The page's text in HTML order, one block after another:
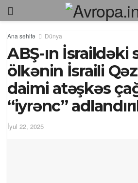
Ana səhifə Dünya
ABŞ-ın İsraildəki
ölkənin İsraili
daimi atəşkəs
“iyrənc”
İyul 22, 2025